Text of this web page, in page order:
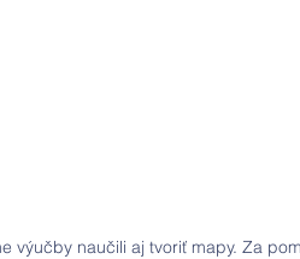
výučby naučili aj tvoriť mapy. Za